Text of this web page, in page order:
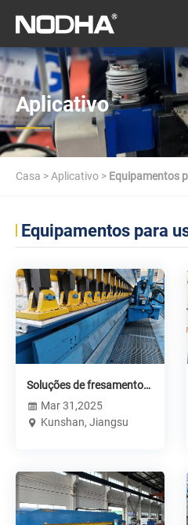
Aplicativo
Casa >Aplicativo > Equipamentos
Equipamentos para
Soluções de fresamento
de bordas de chapas CNC
para fabricação de
contêineres-tanque --- NT
Mar 31,2025
Kunshan, Jiangsu